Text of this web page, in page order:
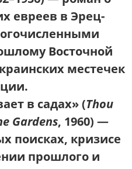
евреев в Эрец-
Восточной
местечек
в садах»(Thou
Gardens, 1960) —
поисках, кризисе
прошлого и